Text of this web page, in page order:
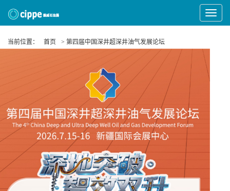
Toggle
当前位置：
首页 > 第四届中国深井超深井油气发展论坛